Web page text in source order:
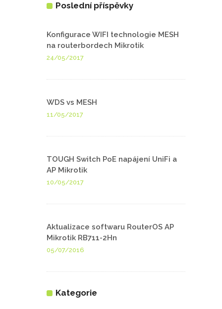
Poslední příspěvky
Konfigurace WIFI technologie MESH
na routerbordech Mikrotik
24/05/2017
WDS vs MESH
11/05/2017
TOUGH Switch PoE napájení UniFi a
AP Mikrotik
10/05/2017
Aktualizace softwaru RouterOS AP
Mikrotik RB711-2Hn
05/07/2016
Kategorie